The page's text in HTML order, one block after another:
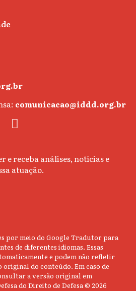
comunicacao@iddd.org.br
e receba análises, notícias e
atuação.
por meio do Google Tradutor para
de diferentes idiomas. Essas
e podem não refletir
do conteúdo. Em caso de
a versão original em
do Direito de Defesa © 2026